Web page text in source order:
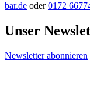
bar.de oder0172
Unser
Newsletter abonnieren